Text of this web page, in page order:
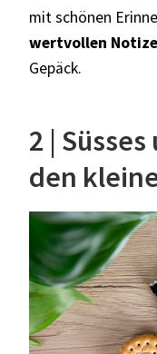
mit schönen
wertvollen
Gepäck.
2 |
den